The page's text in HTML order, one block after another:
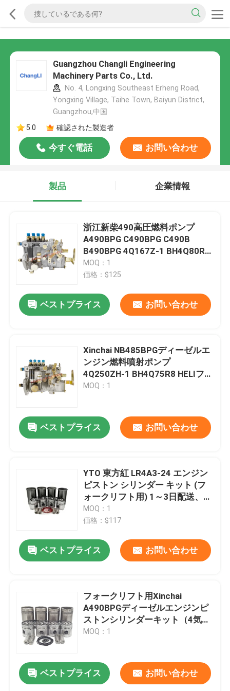
Guangzhou Changli Engineering
Machinery Parts Co., Ltd.
No. 4, Longxing Southeast Erheng Road,
Yongxing Village, Taihe Town, Baiyun District,
Guangzhou,中国
5.0
確認された製造者
今すぐ電話 お問い合わせ
製品 企業情報
浙江新柴490高圧燃料ポンプ
A490BPG C490BPG C490B
B490BPG 4Q167Z-1 BH4Q80R8
用
MOQ：1
価格：$125
ベストプライス お問い合わせ
Xinchai NB485BPGディーゼルエ
ンジン燃料噴射ポンプ
4Q250ZH-1 BH4Q75R8 HELIフォ
ークリフト用
MOQ：1
ベストプライス お問い合わせ
YTO 東方紅 LR4A3-24 エンジン
ピストン シリンダー キット (フ
ォークリフト用) 1～3日配送、4
気筒
MOQ：1
価格：$117
ベストプライス お問い合わせ
フォークリフト用Xinchai
A490BPGディーゼルエンジンピ
ストンシリンダーキット（4気
筒） - 浙江新柴股份有限公司製
MOQ：1
ベストプライス お問い合わせ